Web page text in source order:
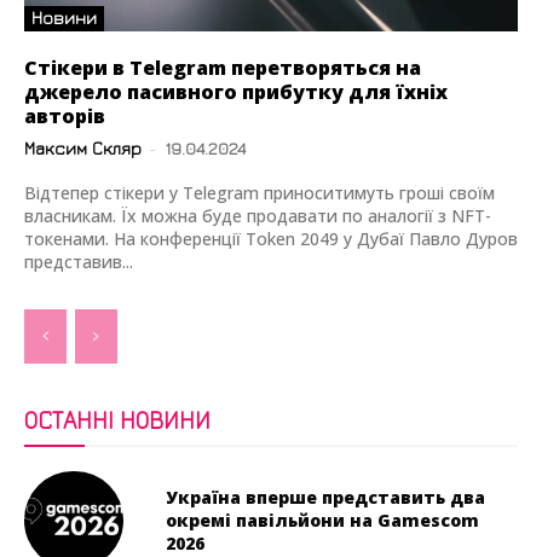
Новини
Стікери в Telegram перетворяться на
джерело пасивного прибутку для їхніх
авторів
Максим Скляр - 19.04.2024
Відтепер стікери у Telegram приноситимуть гроші своїм
власникам. Їх можна буде продавати по аналогії з NFT-
токенами. На конференції Token 2049 у Дубаї Павло Дуров
представив...
ОСТАННІ НОВИНИ
Україна вперше представить два
окремі павільйони на Gamescom
2026